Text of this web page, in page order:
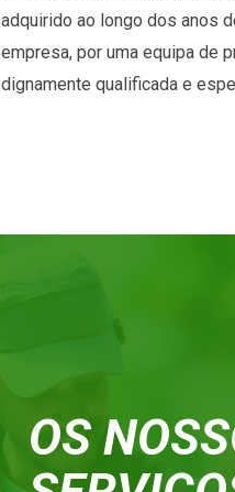
adquirido ao longo dos anos
empresa, por uma equipa de
dignamente qualificada e
OS